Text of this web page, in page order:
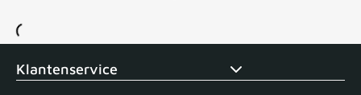
Voor 15uur besteld, zelfde dag verstuurd Echte winkel +35
Klantenservice